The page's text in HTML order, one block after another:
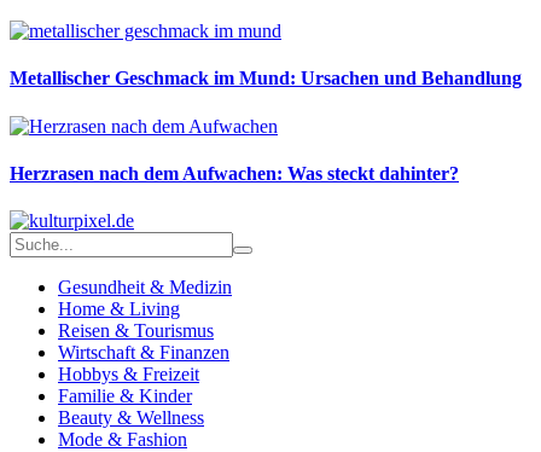
Metallischer Geschmack im Mund: Ursachen und Behandlung
Herzrasen nach dem Aufwachen: Was steckt dahinter?
Gesundheit & Medizin
Home & Living
Reisen & Tourismus
Wirtschaft & Finanzen
Hobbys & Freizeit
Familie & Kinder
Beauty & Wellness
Mode & Fashion